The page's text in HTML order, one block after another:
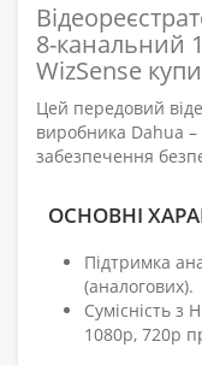
8-канальний
WizSense
Цей передовий
виробника Dahua
забезпечення
ОСНОВНІ
Підтримка
(аналогових).
Сумісність з
1080p, 720p